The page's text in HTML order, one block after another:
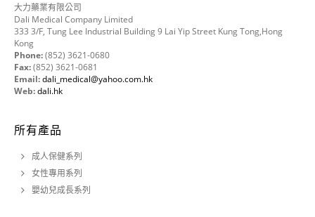
大力藥業有限公司
Dali Medical Company Limited
333 3/F, Tung Lee Industrial Building 9 Lai Yip Street Kung Tong,Hong
Kong
Phone:(852) 3621-0680
Fax:(852) 3621-0681
Email:dali_medical@yahoo.com.hk
Web:dali.hk
所有產品
成人保健系列
女性專用系列
嬰幼兒成長系列